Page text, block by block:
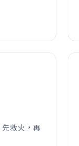
救火，再